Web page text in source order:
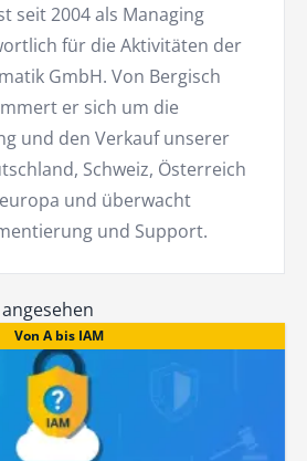
seit 2004 als Managing
für die Aktivitäten der
GmbH. Von Bergisch
er sich um die
und den Verkauf unserer
Schweiz, Österreich
und überwacht
und Support.
Von A bis IAM